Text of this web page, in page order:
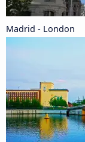
Madrid - London